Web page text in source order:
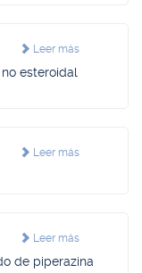
Leer más
esteroidal
Leer más
Leer más
de piperazina